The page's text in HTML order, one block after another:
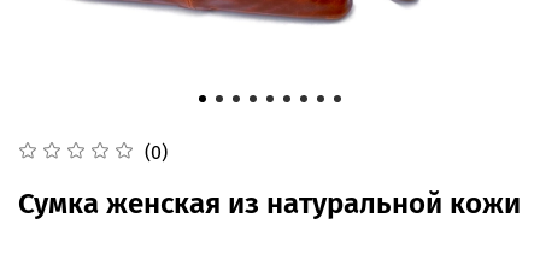
(0)
Сумка женская из натуральной кожи